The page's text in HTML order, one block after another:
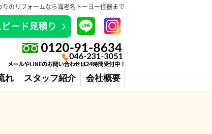
のリフォームなら海老名トーヨー住器まで
れ スタッフ紹介 会社概要